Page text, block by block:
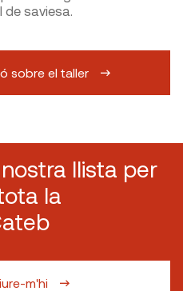
de saviesa.
sobre el taller
llista per
la
m'hi